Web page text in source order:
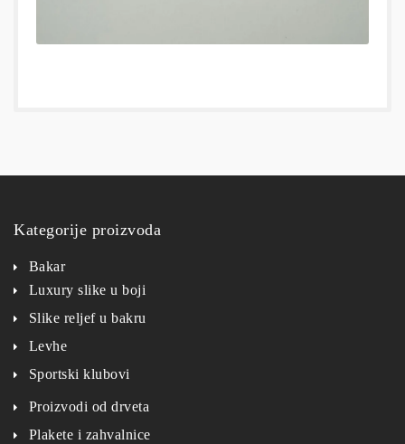
Kategorije proizvoda
Bakar
Luxury slike u boji
Slike reljef u bakru
Levhe
Sportski klubovi
Proizvodi od drveta
Plakete i zahvalnice